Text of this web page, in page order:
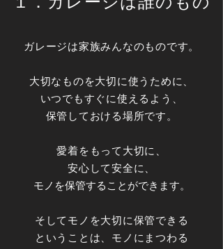
ガレージは家族みんなのものです。
大切なものを大切に使うために、
いつでもすぐに使えるよう、
保管しておける場所です。
愛着をもって大切に、
安心して安全に、
モノを保管することができます。
そしてモノを大切に保管できる
ということは、モノにまつわる